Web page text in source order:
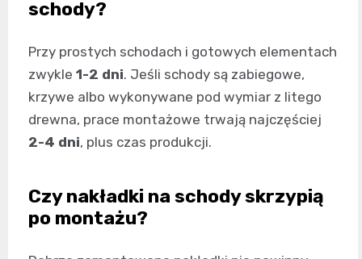
schody?
Przy prostych schodach i gotowych elementach
zwykle 1-2 dni. Jeśli schody są zabiegowe,
krzywe albo wykonywane pod wymiar z litego
drewna, prace montażowe trwają najczęściej
2-4 dni, plus czas produkcji.
Czy nakładki na schody skrzypią
po montażu?